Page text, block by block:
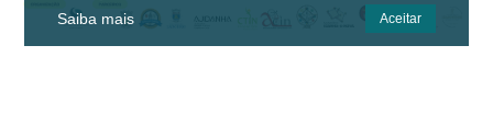
Saiba mais
Aceitar